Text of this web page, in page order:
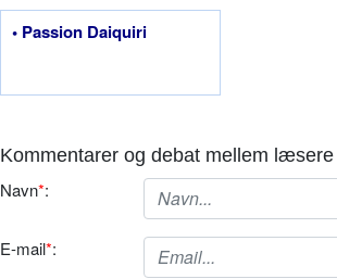
• Passion Daiquiri
Kommentarer og debat mellem læsere
Navn*:
E-mail*: